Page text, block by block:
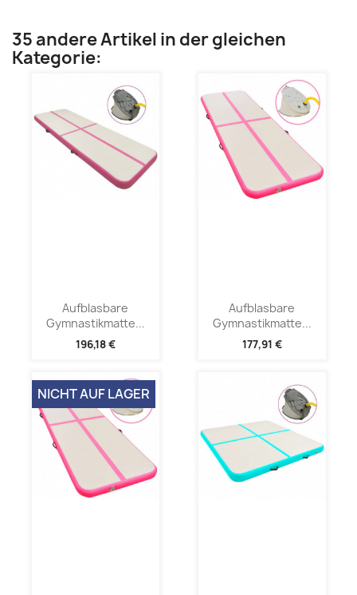
35 andere Artikel in der gleichen
Kategorie:
Aufblasbare
Gymnastikmatte...
196,18 €
Aufblasbare
Gymnastikmatte...
177,91 €
NICHT AUF LAGER